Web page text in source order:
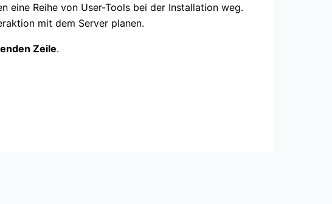
eine Reihe von User-Tools bei der Installation weg.
mit dem Server planen.
Zeile.